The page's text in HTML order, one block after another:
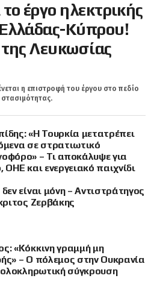
έργο ηλεκτρικής
Κύπρου!
Λευκωσίας
η επιστροφή του έργου στο πεδίο
«Η Τουρκία μετατρέπει
σε στρατιωτικό
– Τι αποκάλυψε για
ΟΗΕ και ενεργειακό παιχνίδι
είναι μόνη – Αντιστράτηγος
Ζερβάκης
«Κόκκινη γραμμή μη
– Ο πόλεμος στην Ουκρανία
ολοκληρωτική σύγκρουση